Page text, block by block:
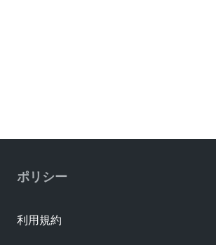
ポリシー
利用規約